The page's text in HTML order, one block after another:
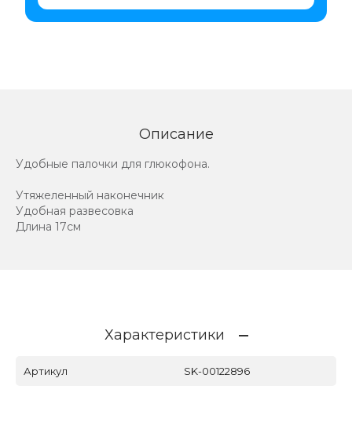
Описание
Удобные палочки для глюкофона.
Утяжеленный наконечник
Удобная развесовка
Длина 17см
Характеристики
Артикул SK-00122896